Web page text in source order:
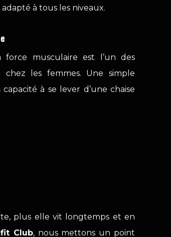
à tous les niveaux.
musculaire est l’un des
les femmes. Une simple
à se lever d’une chaise
plus elle vit longtemps et en
Club, nous mettons un point